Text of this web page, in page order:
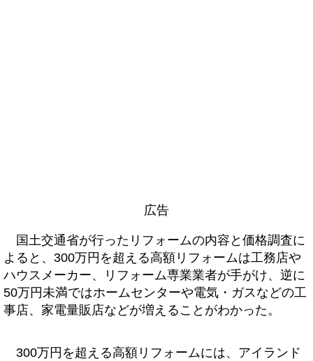
広告
国土交通省が行ったリフォームの内容と価格調査に
よると、300万円を超える高額リフォームは工務店や
ハウスメーカー、リフォーム専業業者が手がけ、逆に
50万円未満ではホームセンターや電気・ガスなどの工
事店、家電量販店などが増えることがわかった。
300万円を超える高額リフォームには、アイランド